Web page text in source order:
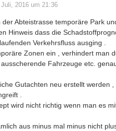
Juli, 2016 um 21:36
Abteistrasse temporäre Park
Hinweis dass die
Verkehrsfluss ausging .
Zonen ein , verhindert man
Fahrzeuge etc.
Gutachten neu erstellt werden
.
wird nicht richtig wenn man es
aus minus mal minus nicht